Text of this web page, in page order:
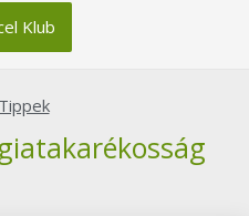
Klub